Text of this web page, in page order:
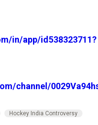
in/app/id538323711?
channel/
Hockey India Controversy